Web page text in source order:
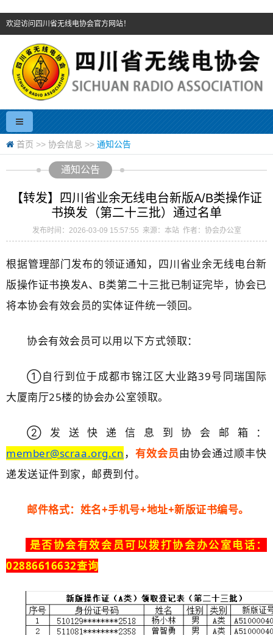
欢迎访问四川省无线电协会官方网站！
首页 >> 协会信息 >> 通知公告
通知公告
【转发】四川省业余无线电台新版A/B类操作证
书换发（第二十三批）通过名单
发布时间：2026-03-09 15:57:55 来源：本站 作者：协会办公室
根据管理部门发布的领证通知， 四川省业余无线电台新
版操作证书换发A、B类第二十三批已制证完毕，协会已
将本协会有效会员的实体证件统一领回。
协会有效会员可以用以下方式领取：
①自行到位于成都市锦江区大业路39号同瑞国际
大厦南厅25楼的协会办公室领取。
②发送快递信息 到协会邮箱：
member@scraa.org.cn ， 有效会员由协会通过顺丰快
递发送证件到家，邮费到付。
邮件格式：姓名+手机号+地址+新版证书编号。
是否协会有效会员可以拨打协会办公室电话：
02886616632查询